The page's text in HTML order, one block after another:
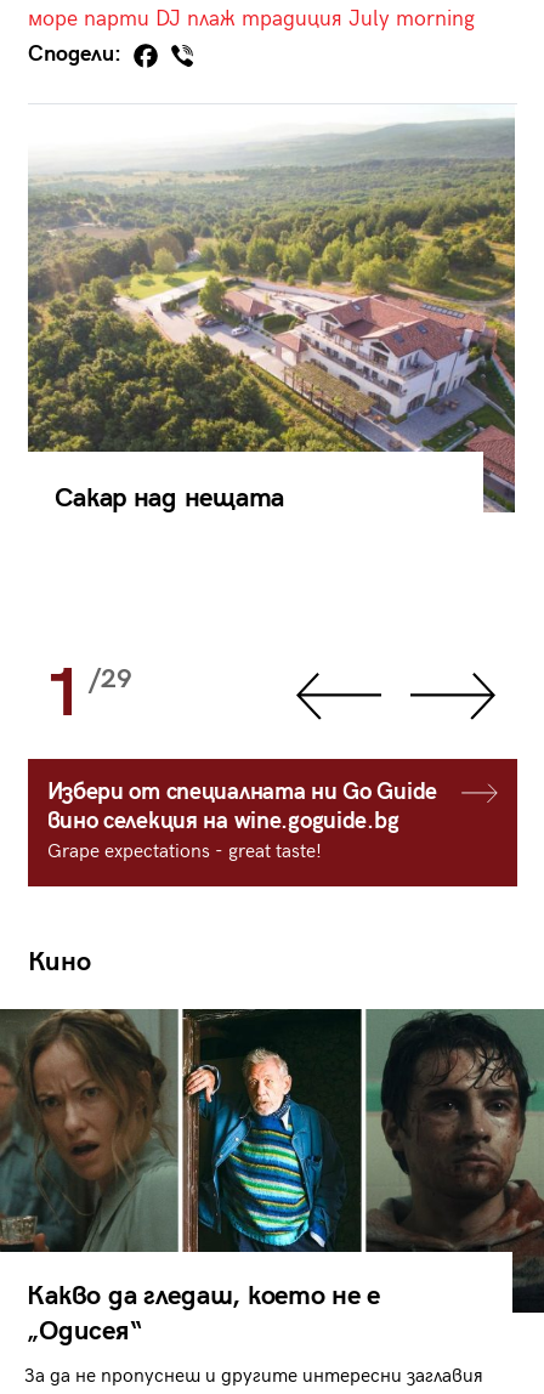
море парти DJ плаж традиция July morning
Сподели:
Сакар над нещата
1 /29
Избери от специалната ни Go Guide
вино селекция на wine.goguide.bg
Grape expectations - great taste!
Кино
Какво да гледаш, което не е
„Одисея“
За да не пропуснеш и другите интересни заглавия